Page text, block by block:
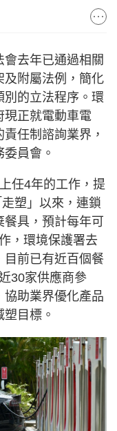
去年已通過相關
及附屬法例，簡化
別的立法程序。環
現正就電動車電
任制諮詢業界，
員會。
任4年的工作，提
塑」以來，連鎖
餐具，預計每年可
，環境保護署去
前已有近百個餐
30家供應商參
助業界優化產品
目標。